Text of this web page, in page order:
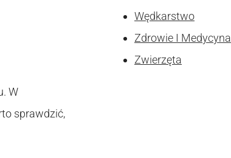
W
sprawdzić,
Wędkarstwo
Zdrowie I Medycyna
Zwierzęta